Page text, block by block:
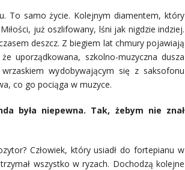
To samo życie. Kolejnym diamentem, który
już oszlifowany, lśni jak nigdzie indziej.
deszcz. Z biegiem lat chmury pojawiają
uporządkowana, szkolno-muzyczna dusza
wydobywającym się z saksofonu
co go pociąga w muzyce.
była niepewna. Tak, żebym nie znał
Człowiek, który usiadł do fortepianu w
wszystko w ryzach. Dochodzą kolejne